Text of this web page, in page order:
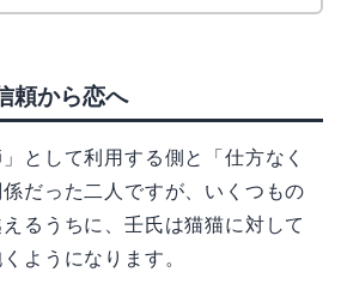
頼から恋へ
として利用する側と「仕方なく
だった二人ですが、いくつもの
るうちに、壬氏は猫猫に対して
ようになります。